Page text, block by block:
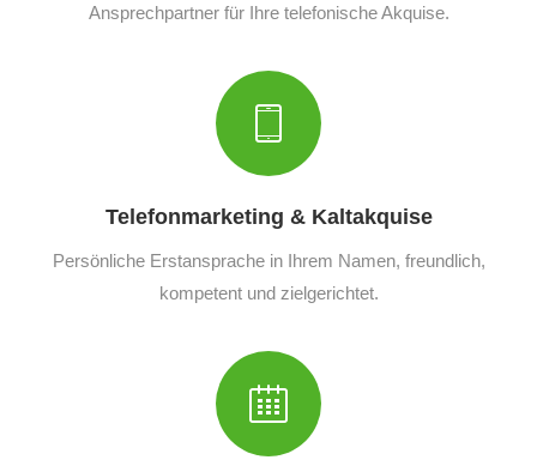
Ansprechpartner für Ihre telefonische Akquise.
Telefonmarketing & Kaltakquise
Persönliche Erstansprache in Ihrem Namen, freundlich,
kompetent und zielgerichtet.